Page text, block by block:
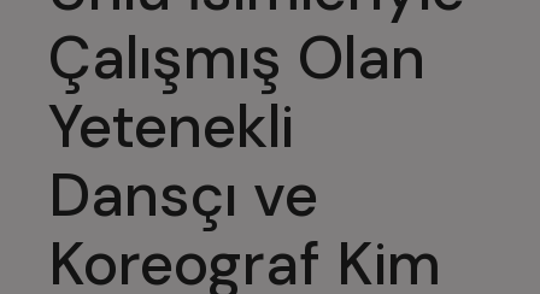
Çalışmış Olan
Yetenekli
Dansçı ve
Koreograf Kim